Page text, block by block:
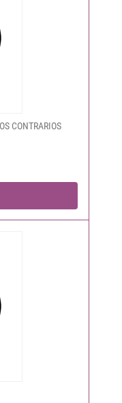
CONTRARIOS